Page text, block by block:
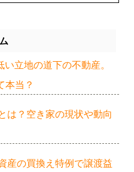
立地の道下の不動産。
本当？
は？空き家の現状や動向
産の買換え特例で譲渡益